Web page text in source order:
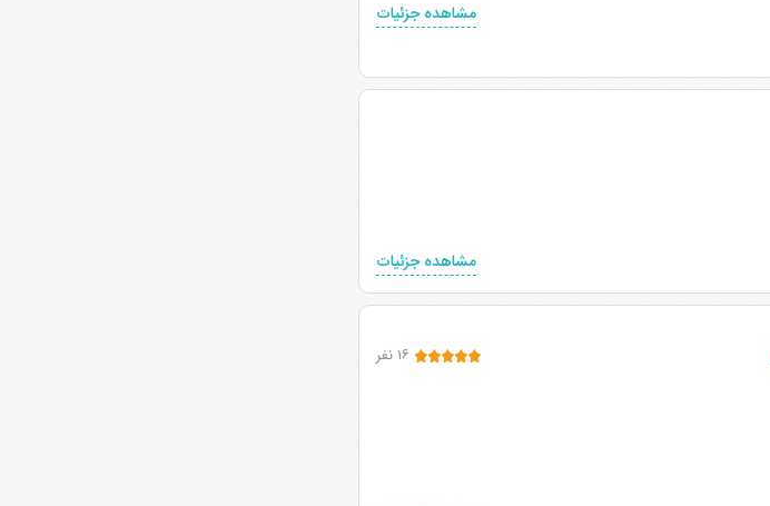
مشاهده جزئیات
مشاهده جزئیات
۱۶ نفر